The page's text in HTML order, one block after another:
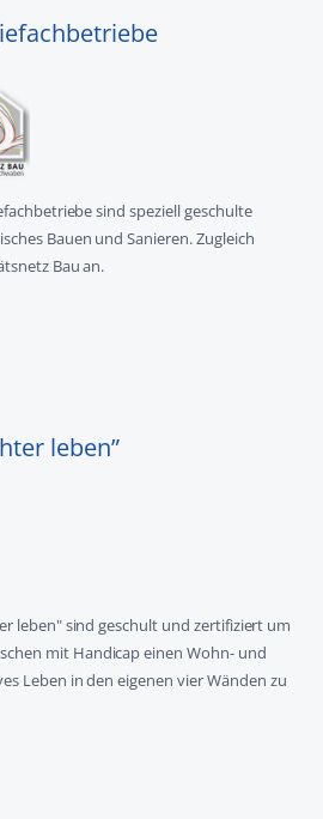
sind speziell geschulte
Bauen und Sanieren. Zugleich
Bau an.
leben”
leben" sind geschult und zertifiziert um
mit Handicap einen Wohn- und
Leben in den eigenen vier Wänden zu